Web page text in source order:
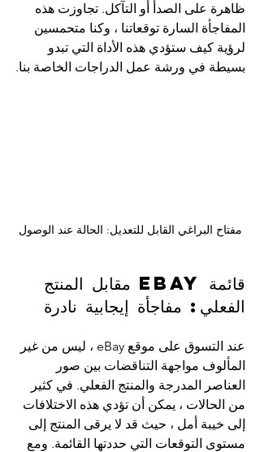
ظاهرة على الصدأ أو التآكل. تجاوزت هذه
المفاجأة السارة توقعاتنا ، وكنا متحمسين
لرؤية كيف ستؤدي هذه الأداة التي تبدو
بسيطة في ورشة عمل الدراجات الخاصة بنا.
مفتاح البراغي القابل للتعديل: الحالة عند الوصول
قائمة eBay مقابل المنتج
الفعلي: مفاجأة إيجابية نادرة
عند التسوق على موقع eBay ، ليس من غير
المألوف مواجهة التناقضات بين صور
العناصر المدرجة والمنتج الفعلي. في كثير
من الحالات ، يمكن أن تؤدي هذه الاختلافات
إلى خيبة أمل ، حيث قد لا يرقى المنتج إلى
مستوى التوقعات التي حددتها القائمة. ومع